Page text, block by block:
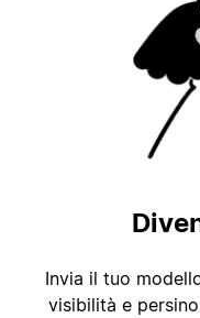
Invia il tuo
visibilità e